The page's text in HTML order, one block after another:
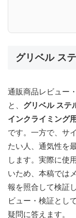
グリベル ス
通販商品レビュー
と、 グリベル ステ
インクライミング
です。一方で、サ
たい人、通気性を
します。実際に使
いため、本稿では
報を照合して検証
ビュー・検証とし
疑問に答えます。